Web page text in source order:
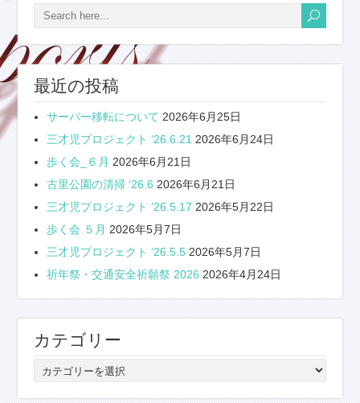
最近の投稿
サーバー移転について 2026年6月25日
三才児プロジェクト ‘26.6.21 2026年6月24日
歩く会_６月 2026年6月21日
古里公園の清掃 ‘26.6 2026年6月21日
三才児プロジェクト ‘26.5.17 2026年5月22日
歩く会 ５月 2026年5月7日
三才児プロジェクト ‘26.5.5 2026年5月7日
祈年祭・交通安全祈願祭 2026 2026年4月24日
カテゴリー
カ
テ